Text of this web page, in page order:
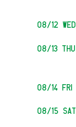
08/12 Wed
08/13 Thu
08/14 Fri
08/15 Sat